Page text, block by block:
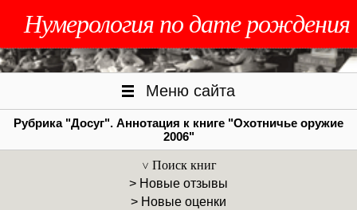
Нумерология по дате рождения
Меню сайта
Рубрика "Досуг". Аннотация к книге "Охотничье оружие
2006"
Поиск книг
> Новые отзывы
> Новые оценки